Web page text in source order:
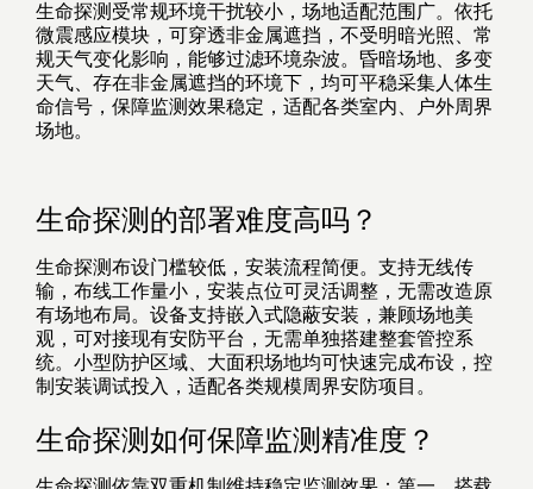
生命探测受常规环境干扰较小，场地适配范围广。依托
微震感应模块，可穿透非金属遮挡，不受明暗光照、常
规天气变化影响，能够过滤环境杂波。昏暗场地、多变
天气、存在非金属遮挡的环境下，均可平稳采集人体生
命信号，保障监测效果稳定，适配各类室内、户外周界
场地。
生命探测的部署难度高吗？
生命探测布设门槛较低，安装流程简便。支持无线传
输，布线工作量小，安装点位可灵活调整，无需改造原
有场地布局。设备支持嵌入式隐蔽安装，兼顾场地美
观，可对接现有安防平台，无需单独搭建整套管控系
统。小型防护区域、大面积场地均可快速完成布设，控
制安装调试投入，适配各类规模周界安防项目。
生命探测如何保障监测精准度？